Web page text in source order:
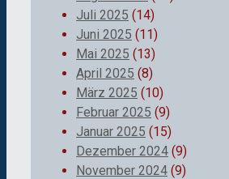
Juli 2025 (14)
Juni 2025 (11)
Mai 2025 (13)
April 2025 (8)
März 2025 (10)
Februar 2025 (9)
Januar 2025 (15)
Dezember 2024 (9)
November 2024 (9)